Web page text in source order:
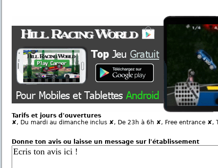
Tarifs et jours d'ouvertures
✘, Du mardi au dimanche inclus ✘, De 23h à 6h ✘, Free entrance ✘,
Donne ton avis ou laisse un message sur l'établissement